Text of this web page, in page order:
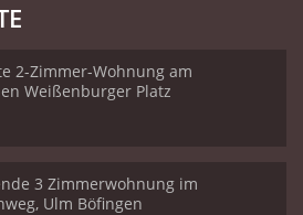
2-Zimmer-Wohnung am
Weißenburger Platz
3 Zimmerwohnung im
Ulm Böfingen